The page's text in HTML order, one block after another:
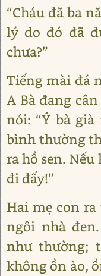
“Cháu đã ba
lý do đó đã
chưa?”
Tiếng mài đá
A Bà đang
nói: “Ý bà
bình thường
ra hồ sen.
đi đấy!”
Hai mẹ con
ngôi nhà
như thường;
không ồn ào,